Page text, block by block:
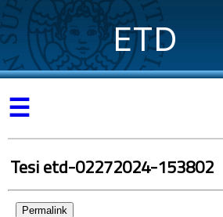
ETD
☰
Tesi etd-02272024-153802
Permalink